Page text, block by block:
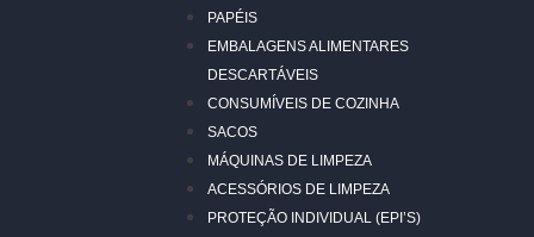
PAPÉIS
EMBALAGENS ALIMENTARES
DESCARTÁVEIS
CONSUMÍVEIS DE COZINHA
SACOS
MÁQUINAS DE LIMPEZA
ACESSÓRIOS DE LIMPEZA
PROTEÇÃO INDIVIDUAL (EPI’S)